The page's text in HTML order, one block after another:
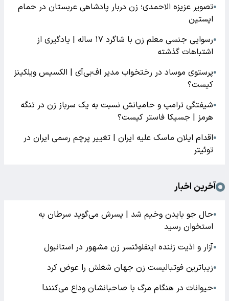
●تصویر عزیزه الاحمدی؛ زن دربار پادشاهی عربستان در حمام
اپستین
●
رسوایی جنسی معلم زن با شاگرد ۱۷ ساله | یادگیری از
اشتباهات گذشته
●پرستوی موساد در رختخواب مدیر اف‌بی‌آی | الکسیس ویلکینز
کیست؟
●شیفتگی ترامپ و حامیانش نسبت به یک سرباز زن در تنگه
هرمز | جسیکا فاستر کیست؟
●اقدام ایلان ماسک علیه ایران | تغییر پرچم رسمی ایران در
توئیتر
آخرین اخبار
●حال جو بایدن وخیم شد | پسرش می‌گوید سرطان به
استخوان رسید
●آزار و اذیت زننده اینفلوئنسر زن مشهور در استانبول
●زیباترین فوتبالیست زن جهان شغلش را عوض کرد
●حیوانات در هنگام مرگ با صاحبانشان وداع می‌کنند!